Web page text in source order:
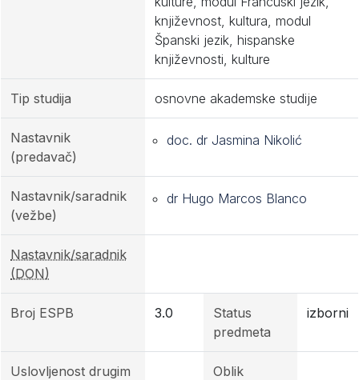
književnost, kultura, modul
Španski jezik, hispanske
književnosti, kulture
Tip studija osnovne akademske studije
Nastavnik
(predavač)
doc. dr Jasmina Nikolić
Nastavnik/saradnik
(vežbe)
dr Hugo Marcos Blanco
Nastavnik/saradnik
(DON)
Broj ESPB 3.0
Status
predmeta
izborni
Uslovljenost drugim
Oblik